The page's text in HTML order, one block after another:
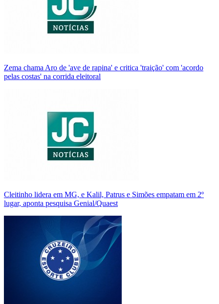
Zema chama Aro de 'ave de rapina' e critica 'traição' com 'acordo
pelas costas' na corrida eleitoral
Cleitinho lidera em MG, e Kalil, Patrus e Simões empatam em 2º
lugar, aponta pesquisa Genial/Quaest